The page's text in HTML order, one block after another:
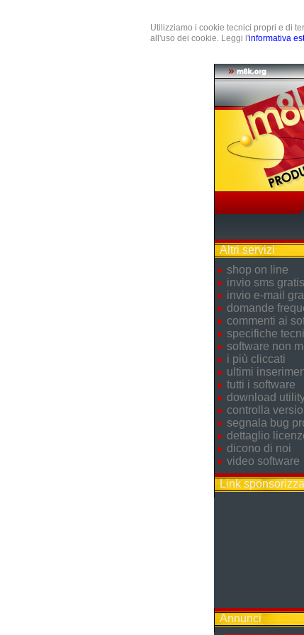
Utilizziamo i cookie tecnici propri e di
all'uso dei cookie. Leggi l'informativa
Altri servizi
shop on line
invio sms
invio e-mail
domande
commenti ai
specifiche
software non
i più cliccati
ultimi
tutti i software
download
controlla
segnala bug
dettaglio
dicono di noi
video software
Link
Annunci